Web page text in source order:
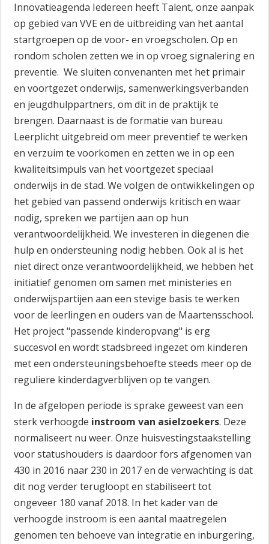
Innovatieagenda Iedereen heeft Talent, onze aanpak
op gebied van VVE en de uitbreiding van het aantal
startgroepen op de voor- en vroegscholen. Op en
rondom scholen zetten we in op vroeg signalering en
preventie. We sluiten convenanten met het primair
en voortgezet onderwijs, samenwerkingsverbanden
en jeugdhulppartners, om dit in de praktijk te
brengen. Daarnaast is de formatie van bureau
Leerplicht uitgebreid om meer preventief te werken
en verzuim te voorkomen en zetten we in op een
kwaliteitsimpuls van het voortgezet speciaal
onderwijs in de stad. We volgen de ontwikkelingen op
het gebied van passend onderwijs kritisch en waar
nodig, spreken we partijen aan op hun
verantwoordelijkheid. We investeren in diegenen die
hulp en ondersteuning nodig hebben. Ook al is het
niet direct onze verantwoordelijkheid, we hebben het
initiatief genomen om samen met ministeries en
onderwijspartijen aan een stevige basis te werken
voor de leerlingen en ouders van de Maartensschool.
Het project "passende kinderopvang" is erg
succesvol en wordt stadsbreed ingezet om kinderen
met een ondersteuningsbehoefte steeds meer op de
reguliere kinderdagverblijven op te vangen.
In de afgelopen periode is sprake geweest van een
sterk verhoogde instroom van asielzoekers. Deze
normaliseert nu weer. Onze huisvestingstaakstelling
voor statushouders is daardoor fors afgenomen van
430 in 2016 naar 230 in 2017 en de verwachting is dat
dit nog verder terugloopt en stabiliseert tot
ongeveer 180 vanaf 2018. In het kader van de
verhoogde instroom is een aantal maatregelen
genomen ten behoeve van integratie en inburgering,